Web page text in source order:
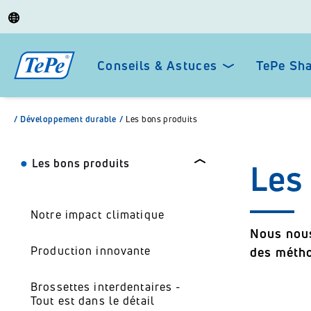
Conseils & Astuces TePe
/ Développement durable / Les bons produits
Les bons produits
Notre impact climatique
Production innovante
Brossettes interdentaires -
Tout est dans le détail
Nous
des